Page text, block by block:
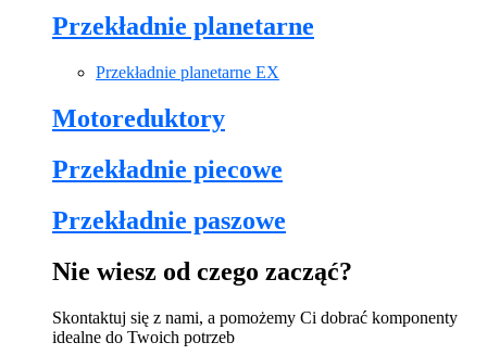
Przekładnie planetarne
Przekładnie planetarne EX
Motoreduktory
Przekładnie piecowe
Przekładnie paszowe
Nie wiesz od czego zacząć?
Skontaktuj się z nami, a pomożemy Ci dobrać komponenty
idealne do Twoich potrzeb